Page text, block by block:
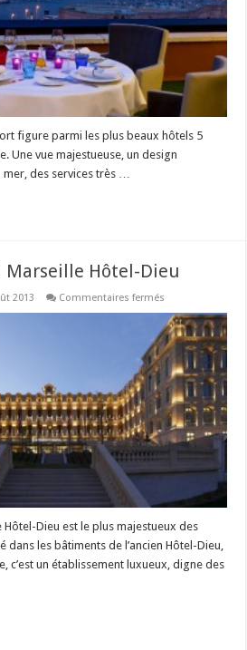
figure parmi les plus beaux hôtels 5
Une vue majestueuse, un design
des services très …
Hôtel-Dieu
2013 Commentaires fermés
Marseille
Hôtel-
Dieu
Hôtel-Dieu est le plus majestueux des
dans les bâtiments de l’ancien Hôtel-Dieu,
c’est un établissement luxueux, digne des